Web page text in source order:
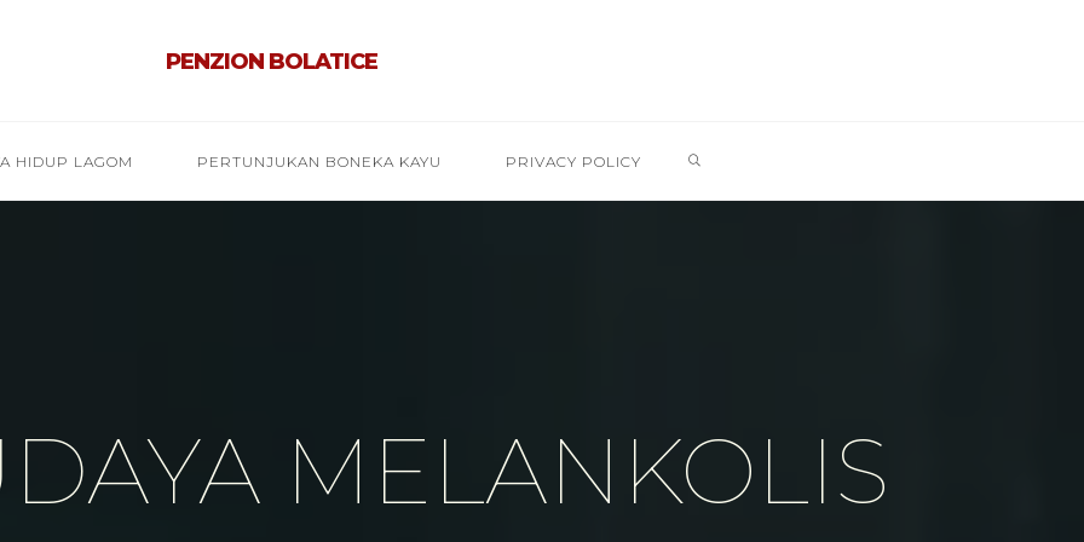
PENZION BOLATICE
HIDUP LAGOM PERTUNJUKAN BONEKA KAYU PRIVACY POLICY
MELANKOLIS